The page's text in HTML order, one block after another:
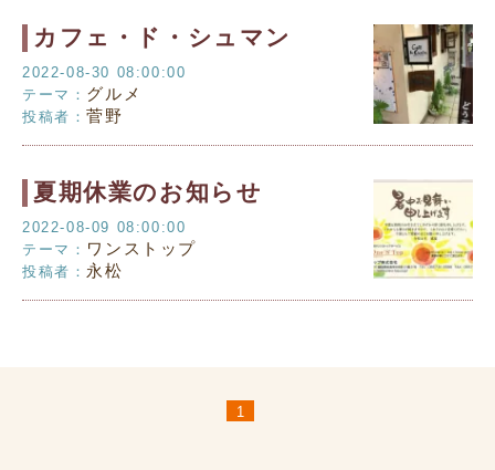
カフェ・ド・シュマン
2022-08-30 08:00:00
テーマ： グルメ
投稿者：菅野
夏期休業のお知らせ
2022-08-09 08:00:00
テーマ： ワンストップ
投稿者： 永松
1